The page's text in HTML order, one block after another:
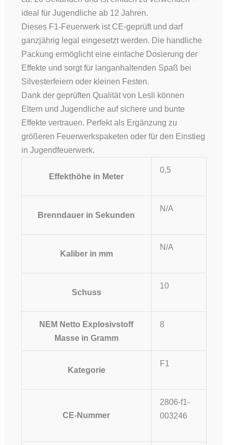
ideal für Jugendliche ab 12 Jahren.
Dieses F1-Feuerwerk ist CE-geprüft und darf
ganzjährig legal eingesetzt werden. Die handliche
Packung ermöglicht eine einfache Dosierung der
Effekte und sorgt für langanhaltenden Spaß bei
Silvesterfeiern oder kleinen Festen.
Dank der geprüften Qualität von Lesli können
Eltern und Jugendliche auf sichere und bunte
Effekte vertrauen. Perfekt als Ergänzung zu
größeren Feuerwerkspaketen oder für den Einstieg
in Jugendfeuerwerk.
Effekthöhe in Meter
0,5
Brenndauer in Sekunden
N/A
Kaliber in mm
N/A
Schuss
10
NEM Netto Explosivstoff
Masse in Gramm
8
Kategorie
F1
CE-Nummer
2806-f1-
003246